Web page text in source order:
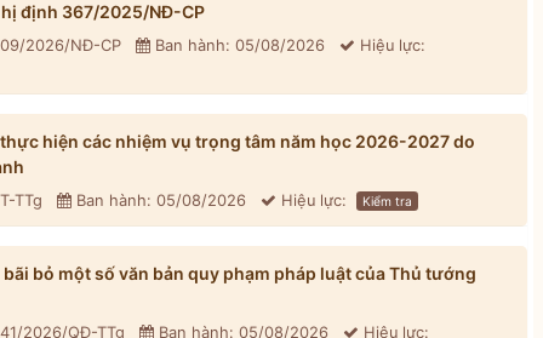
định 367/2025/NĐ-CP
2026/NĐ-CP Ban hành: 05/08/2026 Hiệu lực:
hiện các nhiệm vụ trọng tâm năm học 2026-2027 do
TTg Ban hành: 05/08/2026 Hiệu lực: Kiểm tra
bỏ một số văn bản quy phạm pháp luật của Thủ tướng
2026/QĐ-TTg Ban hành: 05/08/2026 Hiệu lực: